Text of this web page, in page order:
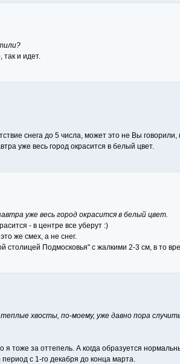
так и идет.
снега до 5 числа, может это не Вы говорили,
уже весь город окрасится в белый цвет.
уже весь город окрасится в белый цвет.
- в центре все уберут :)
же смех, а не снег.
столицей Подмосковья" с жалкими 2-3 см, в то
хвосты, по-моему, уже давно пора
я тоже за оттепель. А когда образуется
с 1-го декабря до конца марта.